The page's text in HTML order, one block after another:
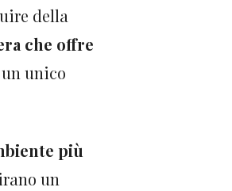
della
che offre
unico
più
un